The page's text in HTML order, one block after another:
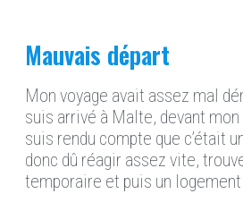
Mauvais départ
Mon voyage avait assez mal
suis arrivé à Malte, devant
suis rendu compte que c’était
donc dû réagir assez vite,
temporaire et puis un